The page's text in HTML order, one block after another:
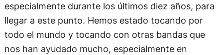
especialmente durante los últimos diez años, para
llegar a este punto. Hemos estado tocando por
todo el mundo y tocando con otras bandas que
nos han ayudado mucho, especialmente en